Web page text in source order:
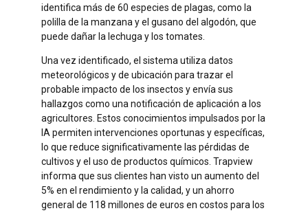
identifica más de 60 especies de plagas, como la
polilla de la manzana y el gusano del algodón, que
puede dañar la lechuga y los tomates.
Una vez identificado, el sistema utiliza datos
meteorológicos y de ubicación para trazar el
probable impacto de los insectos y envía sus
hallazgos como una notificación de aplicación a los
agricultores. Estos conocimientos impulsados por la
IA permiten intervenciones oportunas y específicas,
lo que reduce significativamente las pérdidas de
cultivos y el uso de productos químicos. Trapview
informa que sus clientes han visto un aumento del
5% en el rendimiento y la calidad, y un ahorro
general de 118 millones de euros en costos para los